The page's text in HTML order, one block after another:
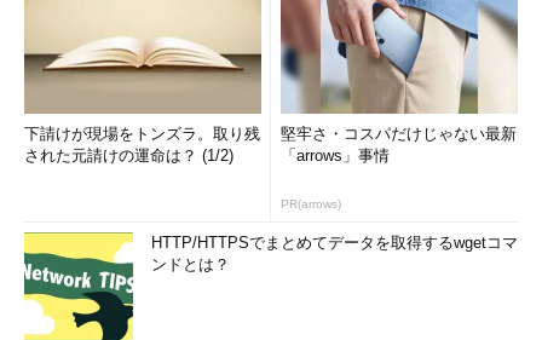
下請けが現場をトンズラ。取り残
された元請けの運命は？ (1/2)
堅牢さ・コスパだけじゃない最新
「arrows」事情
PR(arrows)
HTTP/HTTPSでまとめてデータを取得するwgetコマ
ンドとは？